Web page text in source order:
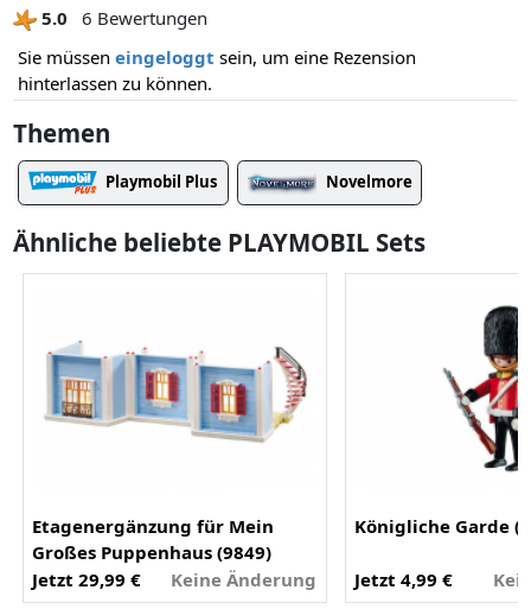
5.0
6 Bewertungen
Sie müssen eingeloggt sein, um eine Rezension
hinterlassen zu können.
Themen
Playmobil Plus Novelmore
Ähnliche beliebte PLAYMOBIL Sets
Etagenergänzung für Mein
Großes Puppenhaus (9849)
Jetzt 29,99 €
Keine Änderung
Königliche Garde
Jetzt 4,99 €